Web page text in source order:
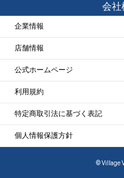
会社
企業情報
店舗情報
公式ホームページ
利用規約
特定商取引法に基づく表記
個人情報保護方針
© Village